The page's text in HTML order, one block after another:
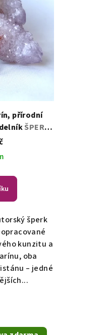
přírodní
ŠPERKY
šperk
kunzitu a
oba
– jedné